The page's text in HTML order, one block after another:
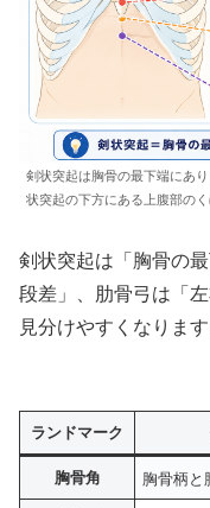
剣状突起は胸骨の最下端にあ
状突起の下方にある上腹部のく
剣状突起は「胸骨の
段差」、肋骨弓は「
見分けやすくなります
ランドマーク
胸骨角 胸骨柄と